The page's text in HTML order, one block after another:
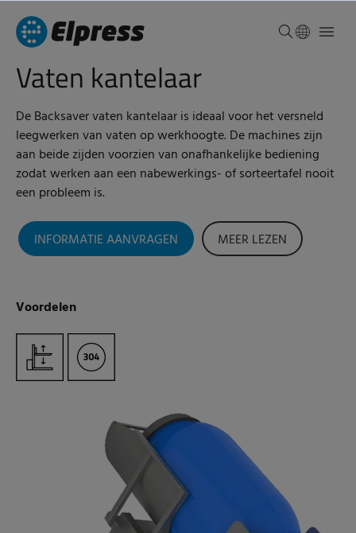
Vaten kantelaar
De Backsaver vaten kantelaar is ideaal voor het versneld
leegwerken van vaten op werkhoogte. De machines zijn
aan beide zijden voorzien van onafhankelijke bediening
zodat werken aan een nabewerkings- of sorteertafel nooit
een probleem is.
INFORMATIE AANVRAGEN MEER LEZEN
Voordelen